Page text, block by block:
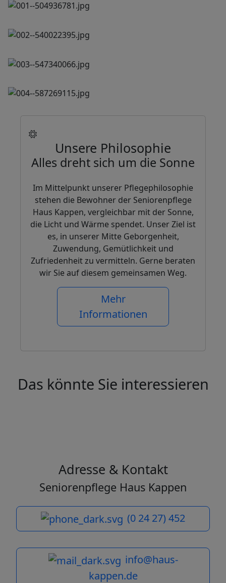
Unsere Philosophie
Alles dreht sich um die Sonne
Im Mittelpunkt unserer Pflegephilosophie
stehen die Bewohner der Seniorenpflege
Haus Kappen, vergleichbar mit der Sonne,
die Licht und Wärme spendet. Unser Ziel ist
es, in unserer Mitte Geborgenheit,
Zuwendung, Gemütlichkeit und
Zufriedenheit zu vermitteln. Gerne beraten
wir Sie auf diesem gemeinsamen Weg.
Mehr
Informationen
Das könnte Sie interessieren
Adresse & Kontakt
Seniorenpflege Haus Kappen
(0 24 27) 452
info@haus-
kappen.de